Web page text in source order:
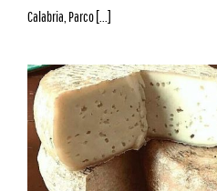
Calabria, Parco [...]